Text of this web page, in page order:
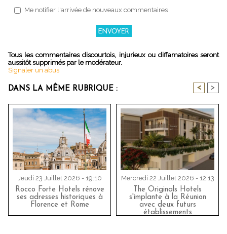
Me notifier l'arrivée de nouveaux commentaires
Tous les commentaires discourtois, injurieux ou diffamatoires seront
aussitôt supprimés par le modérateur.
Signaler un abus
DANS LA MÊME RUBRIQUE : < >
Jeudi 23 Juillet 2026 - 19:10
Rocco Forte Hotels rénove
ses adresses historiques à
Florence et Rome
Mercredi 22 Juillet 2026 - 12:13
The Originals Hotels
s'implante à la Réunion
avec deux futurs
établissements